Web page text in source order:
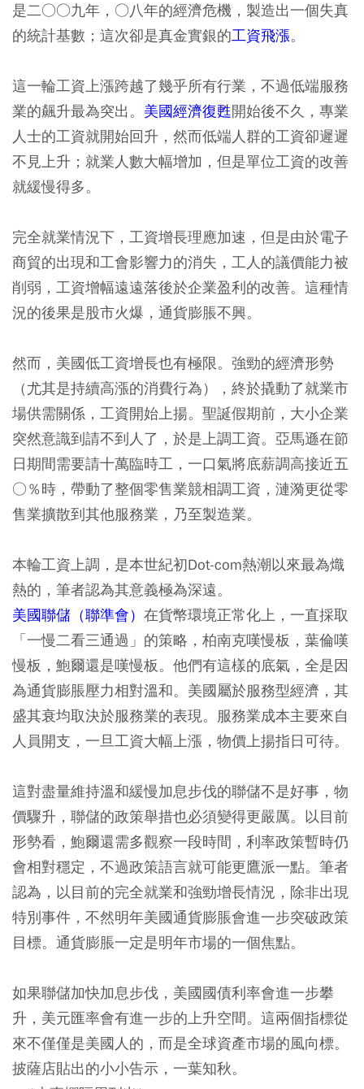
是二○○九年，○八年的經濟危機，製造出一個失真
的統計基數；這次卻是真金實銀的工資飛漲。
這一輪工資上漲跨越了幾乎所有行業，不過低端服務
業的飆升最為突出。 美國經濟復甦開始後不久，專業
人士的工資就開始回升，然而低端人群的工資卻遲遲
不見上升；就業人數大幅增加，但是單位工資的改善
就緩慢得多。
完全就業情況下，工資增長理應加速，但是由於電子
商貿的出現和工會影響力的消失，工人的議價能力被
削弱，工資增幅遠遠落後於企業盈利的改善。這種情
況的後果是股市火爆， 通貨膨脹不興。
然而，美國低工資增長也有極限。強勁的經濟形勢
（尤其是持續高漲的消費行為），終於撬動了就業市
場供需關係，工資開始上揚。聖誕假期前，大小企業
突然意識到請不到人了，於是上調工資。亞馬遜在節
日期間需要請十萬臨時工，一口氣將底薪調高接近五
○％時，帶動了整個零售業競相調工資，漣漪更從零
售業擴散到其他服務業 ，乃至製造業。
本輪工資上調，是本世紀初Dot-com熱潮以來最為熾
熱的，筆者認為其意義極為深遠。
美國聯儲（聯準會） 在貨幣環境正常化上，一直採取
「一慢二看三通過」的策略，柏南克嘆慢板，葉倫嘆
慢板，鮑爾還是嘆慢板。他們有這樣的底氣，全是因
為通貨膨脹壓力相對溫和。美國屬於服務型經濟 ，其
盛其衰均取決於服務業的表現。服務業成本主要來自
人員開支，一旦工資大幅上漲，物價上揚指日可待。
這對盡量維持溫和緩慢加息步伐的聯儲不是好事，物
價驟升，聯儲的政策舉措也必須變得更嚴厲。以目前
形勢看，鮑爾還需多觀察一段時間，利率政策暫時仍
會相對穩定，不過政策語言就可能更鷹派一點。筆者
認為，以目前的完全就業和強勁增長情況，除非出現
特別事件，不然明年美國通貨膨脹會進一步突破政策
目標。通貨膨脹一定是明年市場的一個焦點。
如果聯儲加快加息步伐，美國國債利率會進一步攀
升，美元匯率會有進一步的上升空間。這兩個指標從
來不僅僅是美國人的，而是全球資產市場的風向標。
披薩店貼出的小小告示，一葉知秋。